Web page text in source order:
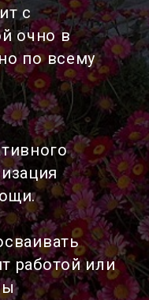
с
очно в
по всему
работой или